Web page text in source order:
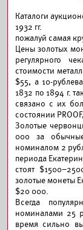
Каталоги
1932 гг.
пожалуй самая
Цены золотых
регулярного
стоимости
$55, а 10-
1832 по 1894 г.
связано с их
состоянии
Золотые
000 за
номиналом 2
периода
стоят
золотые монеты
$20 000.
Всегда
номиналами 25
время сильно